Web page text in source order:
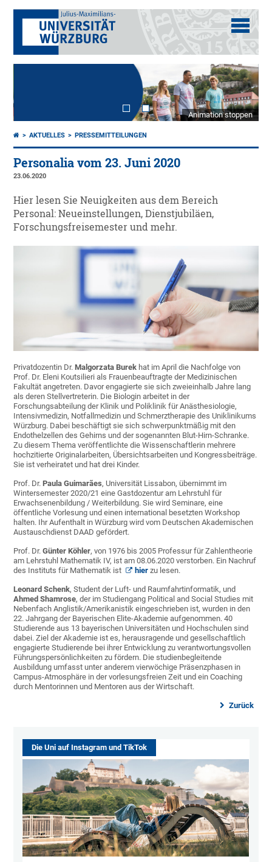
Animation stoppen
AKTUELLES PRESSEMITTEILUNGEN
Personalia vom 23. Juni 2020
23.06.2020
Hier lesen Sie Neuigkeiten aus dem Bereich
Personal: Neueinstellungen, Dienstjubiläen,
Forschungsfreisemester und mehr.
Privatdozentin Dr.Malgorzata Burek hat im April die Nachfolge von
Prof. Dr. Eleni Koutsilieri als Frauenbeauftragte der Medizinischen
Fakultät angetreten. Davor engagierte sie sich zweieinhalb Jahre lang
als deren Stellvertreterin. Die Biologin arbeitet in der
Forschungsabteilung der Klinik und Poliklinik für Anästhesiologie,
Intensivmedizin, Notfallmedizin und Schmerztherapie des Uniklinikums
Würzburg. Dabei beschäftigt sie sich schwerpunktmäßig mit den
Endothelzellen des Gehirns und der sogenannten Blut-Hirn-Schranke.
Zu diesem Thema veröffentlichte die Wissenschaftlerin mehrere
hochzitierte Originalarbeiten, Übersichtsarbeiten und Kongressbeiträge.
Sie ist verheiratet und hat drei Kinder.
Prof. Dr.Paula Guimarães, Universität Lissabon, übernimmt im
Wintersemester 2020/21 eine Gastdozentur am Lehrstuhl für
Erwachsenenbildung / Weiterbildung. Sie wird Seminare, eine
öffentliche Vorlesung und einen international besetzten Workshop
halten. Ihr Aufenthalt in Würzburg wird vom Deutschen Akademischen
Austauschdienst DAAD gefördert.
Prof. Dr.Günter Köhler, von 1976 bis 2005 Professur für Zahlentheorie
am Lehrstuhl Mathematik IV, ist am 08.06.2020 verstorben. Ein Nachruf
des Instituts für Mathematik ist
hier zu lesen.
Leonard Schenk, Student der Luft- und Raumfahrtinformatik, und
Ahmed Shamrose, der im Studiengang Political and Social Studies mit
Nebenfach Anglistik/Amerikanistik eingeschrieben ist, wurden in den
22. Jahrgang der Bayerischen Elite-Akademie aufgenommen. 40
Studierende aus 13 bayerischen Universitäten und Hochschulen sind
dabei. Ziel der Akademie ist es, herausragende und gesellschaftlich
engagierte Studierende bei ihrer Entwicklung zu verantwortungsvollen
Führungspersönlichkeiten zu fördern. Die studienbegleitende
Ausbildung umfasst unter anderem vierwöchige Präsenzphasen in
Campus-Atmosphäre in der vorlesungsfreien Zeit und ein Coaching
durch Mentorinnen und Mentoren aus der Wirtschaft.
Zurück
Die Uni auf Instagram und TikTok